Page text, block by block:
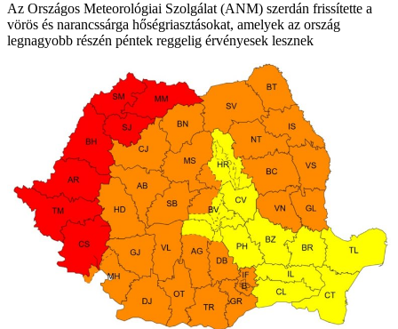
Az Országos Meteorológiai Szolgálat (ANM) szerdán frissítette a
vörös és narancssárga hőségriasztásokat, amelyek az ország
legnagyobb részén péntek reggelig érvényesek lesznek